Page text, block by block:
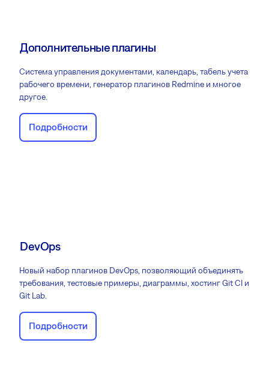
Дополнительные плагины
Система управления документами, календарь, табель учета
рабочего времени, генератор плагинов Redmine и многое
другое.
Подробности
DevOps
Новый набор плагинов DevOps, позволяющий объединять
требования, тестовые примеры, диаграммы, хостинг Git CI и
Git Lab.
Подробности